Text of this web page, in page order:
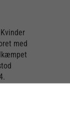
med
start
flot